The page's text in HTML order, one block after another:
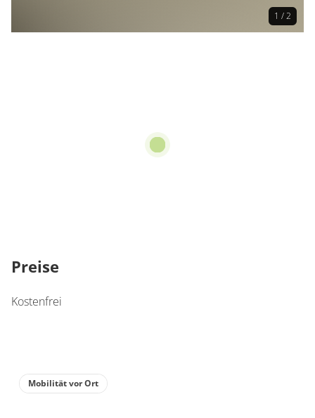
1 / 2
Preise
Kostenfrei
Mobilität vor Ort